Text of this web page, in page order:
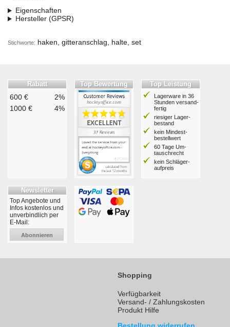
Eigenschaften
Hersteller (GPSR)
Stichworte: haken, gitteranschlag, halte, set
Rabatt
600 €
2%
1000 €
4%
Top Bewertung Top Leistung
Lagerware in 36
Stunden ver­sand­
fertig
riesiger Lager­
bestand
kein Mindest­
bestell­wert
60 Tage Um­
tausch­recht
kein Schläger­
aufpreis
Newsletter
Top Angebote und
Infos kostenlos und
unverbindlich per
E-Mail:
Abonnieren
Shopping
Verfügbarkeit
Versand- / Zahlungskosten
Produkt Hilfe